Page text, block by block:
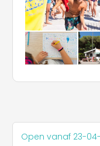
Open vanaf 23-